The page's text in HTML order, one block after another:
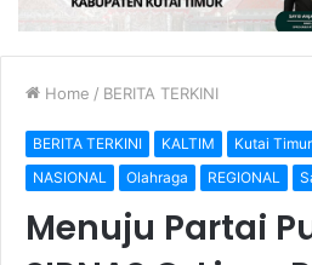
Home / BERITA TERKINI
BERITA TERKINI KALTIM Kutai Timur
NASIONAL
Olahraga REGIONAL
Menuju Partai